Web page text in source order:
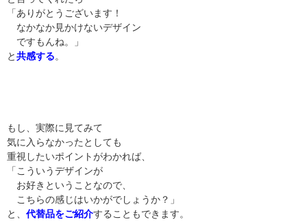
「ありがとうございます！
なかなか見かけないデザイン
ですもんね。」
と共感する。
もし、実際に見てみて
気に入らなかったとしても
重視したいポイントがわかれば、
「こういうデザインが
お好きということなので、
こちらの感じはいかがでしょうか？」
と、 代替品をご紹介することもできます。